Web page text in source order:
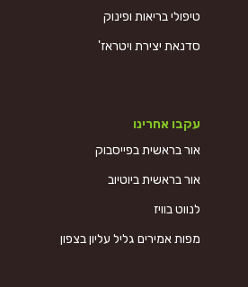
טיפולי בריאות ופינוק
סדנאת יצירת ויטראז'
עקבו אחרינו
אור בראשית בפייסבוק
אור בראשית ביוטיוב
לנווט בוויז
מפות אמירים גליל עליון בצפון